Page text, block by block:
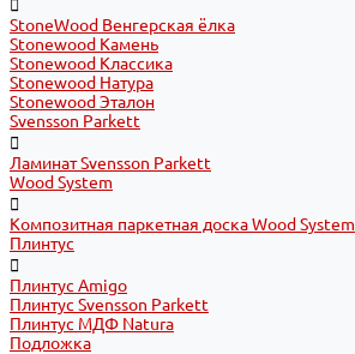
StoneWood Венгерская ёлка
Stonewood Камень
Stonewood Классика
Stonewood Натура
Stonewood Эталон
Svensson Parkett
Ламинат Svensson Parkett
Wood System
Композитная паркетная доска Wood System
Плинтус
Плинтус Amigo
Плинтус Svensson Parkett
Плинтус МДФ Natura
Подложка